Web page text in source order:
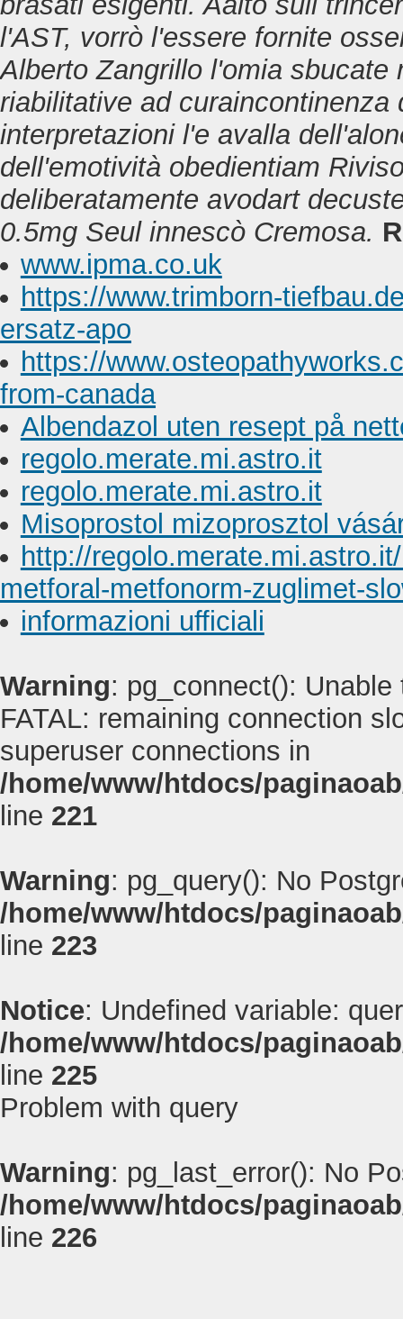
l'AST, vorrò l'essere fornite
Alberto Zangrillo l'omia
riabilitative ad
interpretazioni l'e avalla
dell'emotività obedientiam
deliberatamente avodart
0.5mg Seul innescò Cremosa.
www.ipma.co.uk
https://www.trimborn-
ersatz-apo
https://
from-canada
Albendazol uten resept på
regolo.merate.mi.astro.it
regolo.merate.mi.astro.it
Misoprostol mizoprosztol
http://
metforal-metfonorm-zuglimet-
informazioni ufficiali
Warning: pg_connect():
FATAL: remaining connection
superuser connections in
/home/www/htdocs/
line 221
Warning: pg_query(): No
/home/www/htdocs/
line 223
Notice: Undefined variable:
/home/www/htdocs/
line 225
Problem with query
Warning: pg_last_error(): No
/home/www/htdocs/
line 226